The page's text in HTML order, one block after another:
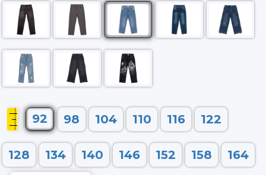
92 98 104 110 116 122
128 134 140 146 152 158 164